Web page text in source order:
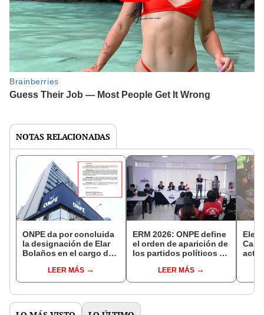
NOTAS RELACIONADAS
ONPE da por concluida
la designación de Elar
Bolaños en el cargo de
LEER MÁS
ERM 2026: ONPE define
el orden de aparición de
los partidos políticos en
LEER MÁS